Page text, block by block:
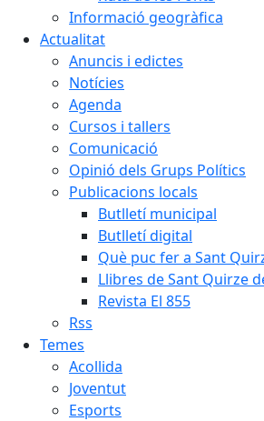
Informació geogràfica
Actualitat
Anuncis i edictes
Notícies
Agenda
Cursos i tallers
Comunicació
Opinió dels Grups Polítics
Publicacions locals
Butlletí municipal
Butlletí digital
Què puc fer a Sant
Llibres de Sant Quirze
Revista El 855
Rss
Temes
Acollida
Joventut
Esports